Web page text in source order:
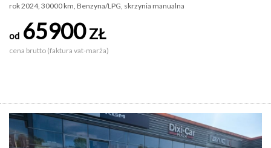
rok 2024, 30000 km, Benzyna/LPG, skrzynia manualna
od 65900ZŁ
cena brutto (faktura vat-marża)